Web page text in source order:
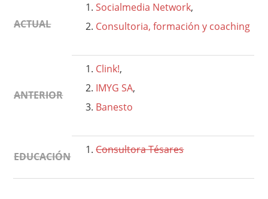
ACTUAL
Socialmedia Network,
Consultoria, formación y coaching
ANTERIOR
Clink!,
IMYG SA,
Banesto
EDUCACIÓN
Consultora Tésares